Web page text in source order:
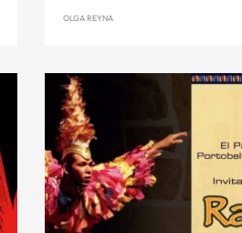
OLGA REYNA